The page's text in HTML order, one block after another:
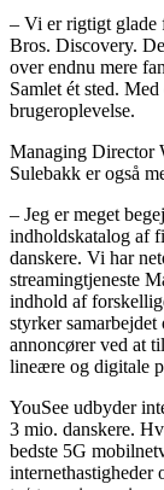
– Vi er rigtigt glade
Bros. Discovery.
over endnu mere
Samlet ét sted.
brugeroplevelse.
Managing Director
Sulebakk er også
– Jeg er meget
indholdskatalog af
danskere. Vi har
streamingtjeneste
indhold af
styrker
annoncører ved at
lineære og digitale
YouSee udbyder
3 mio. danskere.
bedste 5G
internethastigheder